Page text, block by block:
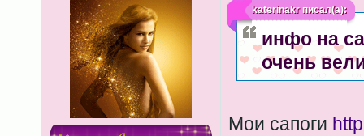
katerinakrписал(а):
инфо на
очень
Мои сапоги